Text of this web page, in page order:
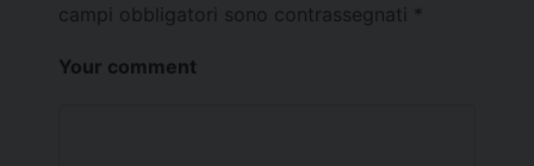
campi obbligatori sono contrassegnati *
Your comment